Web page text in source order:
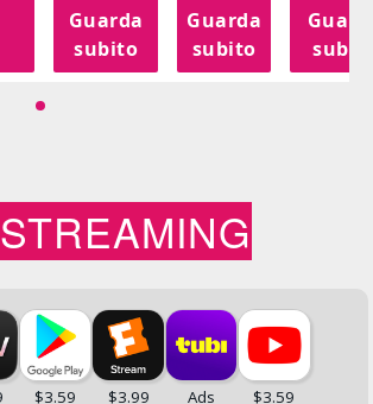
Guarda
subito
Guarda
subito
STREAMING